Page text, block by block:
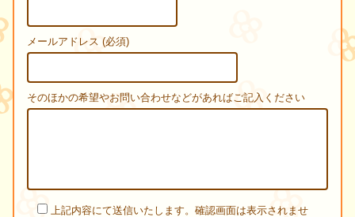
メールアドレス (必須)
そのほかの希望やお問い合わせなどがあればご記入ください
上記内容にて送信いたします。確認画面は表示されませ